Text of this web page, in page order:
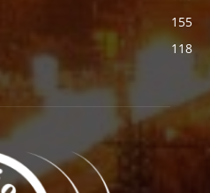
155
118